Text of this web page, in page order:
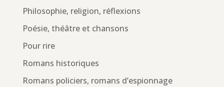
Philosophie, religion, réflexions
Poésie, théâtre et chansons
Pour rire
Romans historiques
Romans policiers, romans d’espionnage